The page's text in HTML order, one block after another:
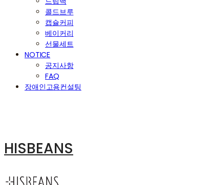
콜드브루
캡슐커피
베이커리
선물세트
NOTICE
공지사항
FAQ
장애인고용컨설팅
HISBEANS